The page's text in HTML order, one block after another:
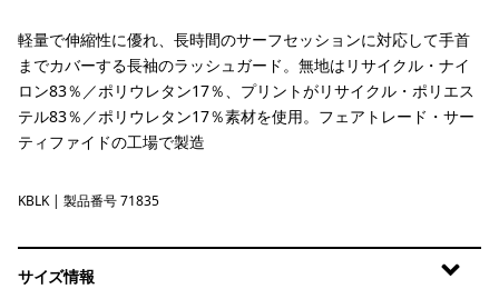
軽量で伸縮性に優れ、長時間のサーフセッションに対応して手首
までカバーする長袖のラッシュガード。無地はリサイクル・ナイ
ロン83％／ポリウレタン17％、プリントがリサイクル・ポリエス
テル83％／ポリウレタン17％素材を使用。フェアトレード・サー
ティファイドの工場で製造
Kaleido Bloom: Black
KBLK | 製品番号 71835
サイズ情報